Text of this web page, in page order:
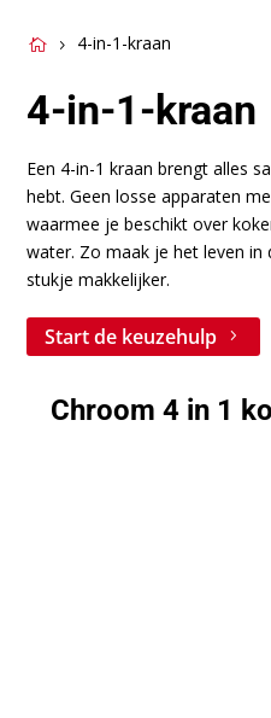
4-in-1-kraan
4-in-1-kraan
Een 4-in-1 kraan brengt alles
hebt. Geen losse apparaten
waarmee je beschikt over
water. Zo maak je het leven in
stukje makkelijker.
Start de keuzehulp
Chroom 4 in 1